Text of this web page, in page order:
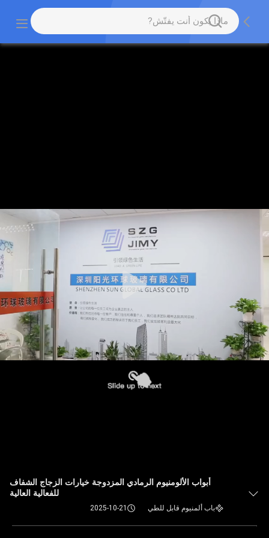
أبواب الألومنيوم الرمادي المزدوجة خيارات الزجاج الشفاف
للفعالية العالية
باب ألمنيوم قابل للطي 2025-10-21